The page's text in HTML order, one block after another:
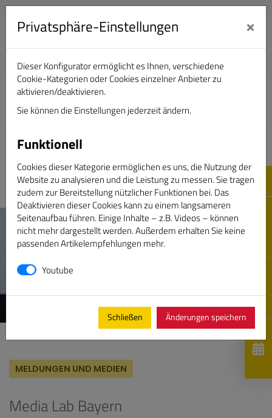
Verband Deutscher Sportjournalisten e.V.
MELDUNGEN UND MEDIEN
Media Lab Bayern
Privatsphäre-Einstellungen ×
Dieser Konfigurator ermöglicht es Ihnen, verschiedene
Cookie-Kategorien oder Cookies einzelner Anbieter zu
aktivieren/deaktivieren.
Sie können die Einstellungen jederzeit ändern.
Funktionell
Cookies dieser Kategorie ermöglichen es uns, die Nutzung der
Website zu analysieren und die Leistung zu messen. Sie tragen
zudem zur Bereitstellung nützlicher Funktionen bei. Das
Deaktivieren dieser Cookies kann zu einem langsameren
Seitenaufbau führen. Einige Inhalte – z.B. Videos – können
nicht mehr dargestellt werden. Außerdem erhalten Sie keine
passenden Artikelempfehlungen mehr.
Youtube
Schließen Änderungen speichern